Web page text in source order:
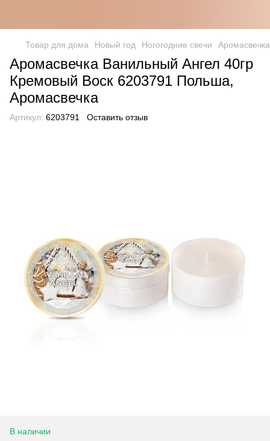
Товар для дома Новый год Ногогодние свечи
Аромасвечка Ванильный Ангел 40гр
Кремовый Воск 6203791 Польша,
Аромасвечка
Артикул: 6203791 Оставить отзыв
В наличии